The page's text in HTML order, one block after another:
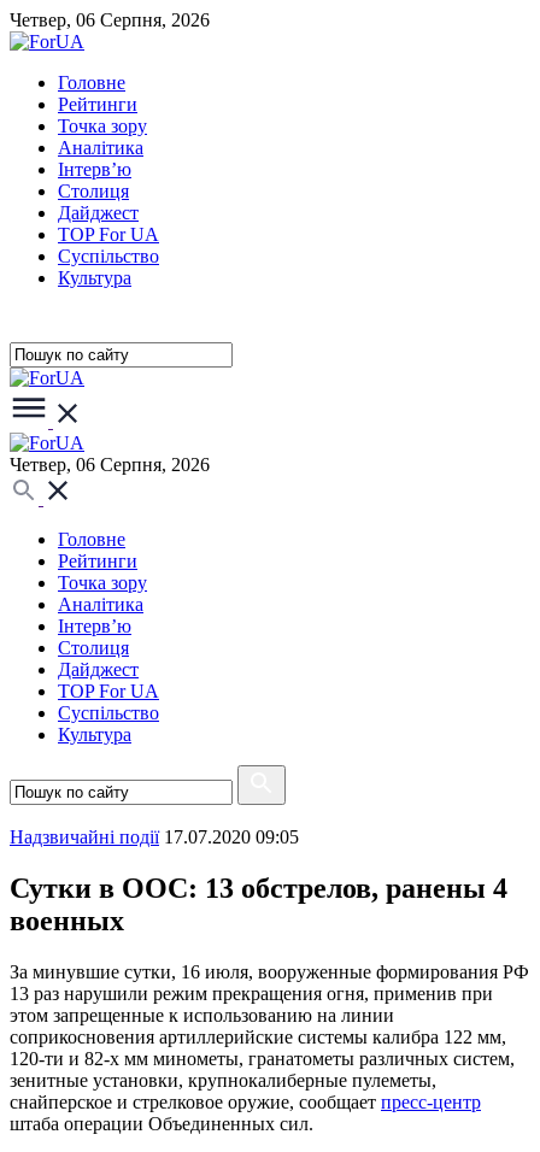
Четвер, 06 Серпня, 2026
Головне
Рейтинги
Точка зору
Аналітика
Інтерв’ю
Столиця
Дайджест
TOP For UA
Суспiльство
Культура
Четвер, 06 Серпня, 2026
Головне
Рейтинги
Точка зору
Аналітика
Інтерв’ю
Столиця
Дайджест
TOP For UA
Суспiльство
Культура
Надзвичайні події 17.07.2020 09:05
Сутки в ООС: 13 обстрелов, ранены 4
военных
За минувшие сутки, 16 июля, вооруженные формирования РФ
13 раз нарушили режим прекращения огня, применив при
этом запрещенные к использованию на линии
соприкосновения артиллерийские системы калибра 122 мм,
120-ти и 82-х мм минометы, гранатометы различных систем,
зенитные установки, крупнокалиберные пулеметы,
снайперское и стрелковое оружие, сообщает пресс-центр
штаба операции Объединенных сил.